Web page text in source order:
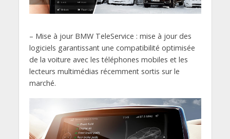
– Mise à jour BMW TeleService : mise à jour des
logiciels garantissant une compatibilité optimisée
de la voiture avec les téléphones mobiles et les
lecteurs multimédias récemment sortis sur le
marché.